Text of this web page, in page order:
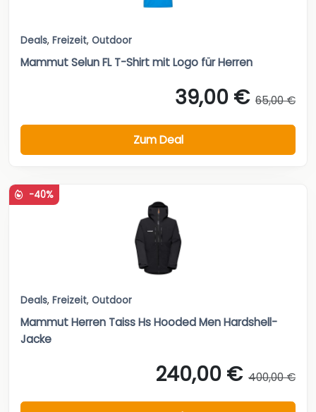
Deals, Freizeit, Outdoor
Mammut Selun FL T-Shirt mit Logo für Herren
39,00 € 65,00 €
Zum Deal
-40%
Deals, Freizeit, Outdoor
Mammut Herren Taiss Hs Hooded Men Hardshell-
Jacke
240,00 € 400,00 €